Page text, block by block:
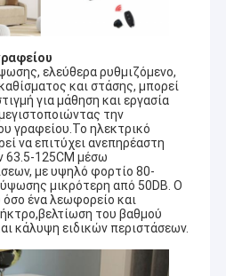
ελεύθερα ρυθμιζόμενο,
και στάσης, μπορεί
για μάθηση και εργασία
την
γραφείου.Το ηλεκτρικό
να επιτύχει ανεπηρέαστη
63.5-125CM μέσω
με υψηλό φορτίο 80-
μικρότερη από 50DB. Ο
ένα λεωφορείο και
του βαθμού
κάλυψη ειδικών περιστάσεων.
νότια της Κίνας, η LINSHENG
Co., Ltd ειδικεύεται σε συστήματα
και ηλεκτρονικά